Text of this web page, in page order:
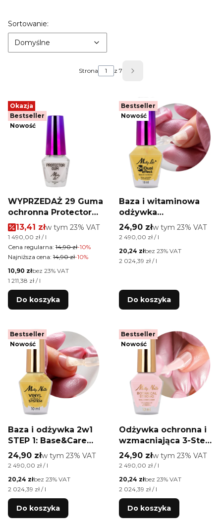
Lista produktów
Sortowanie:
Domyślne
Strona z 7 Następne produkty
Okazja
Bestseller
Nowość
WYPRZEDAŻ 29 Guma
ochronna Protector
Gum MollyLac 10 ml
Cena promocyjna brutto
13,41 złw tym %s VAT
w tym 23% VAT
Cena jednostkowa brutto
1 490,00 zł / l
Cena regularna: 14,90 zł-10%
Najniższa cena: 14,90 zł-10%
Cena netto
10,90 złbez 23% VAT
Cena jednostkowa netto
1 211,38 zł / l
Do koszyka
Bestseller
Nowość
Baza i witaminowa
odżywka
utwardzająca DUAL
EFFECT 2 in 1 Base &
ml
Cena brutto
24,90 złw tym %s VAT
w tym 23% VAT
Cena jednostkowa brutto
2 490,00 zł / l
Cena netto
20,24 złbez 23% VAT
Cena jednostkowa netto
2 024,39 zł / l
Do koszyka
Bestseller
Nowość
Baza i odżywka 2w1
STEP 1: Base&Care
2in1 Vinyl Effect
System MollyNails 10
Cena brutto
24,90 złw tym %s VAT
w tym 23% VAT
Cena jednostkowa brutto
2 490,00 zł / l
Cena netto
20,24 złbez 23% VAT
Cena jednostkowa netto
2 024,39 zł / l
Do koszyka
Bestseller
Nowość
Odżywka ochronna i
wzmacniająca 3-Step
System Botanical
Strong Nail
MollyNails 10 ml
Cena brutto
24,90 złw tym %s VAT
w tym 23% VAT
Cena jednostkowa brutto
2 490,00 zł / l
Cena netto
20,24 złbez 23% VAT
Cena jednostkowa netto
2 024,39 zł / l
Do koszyka